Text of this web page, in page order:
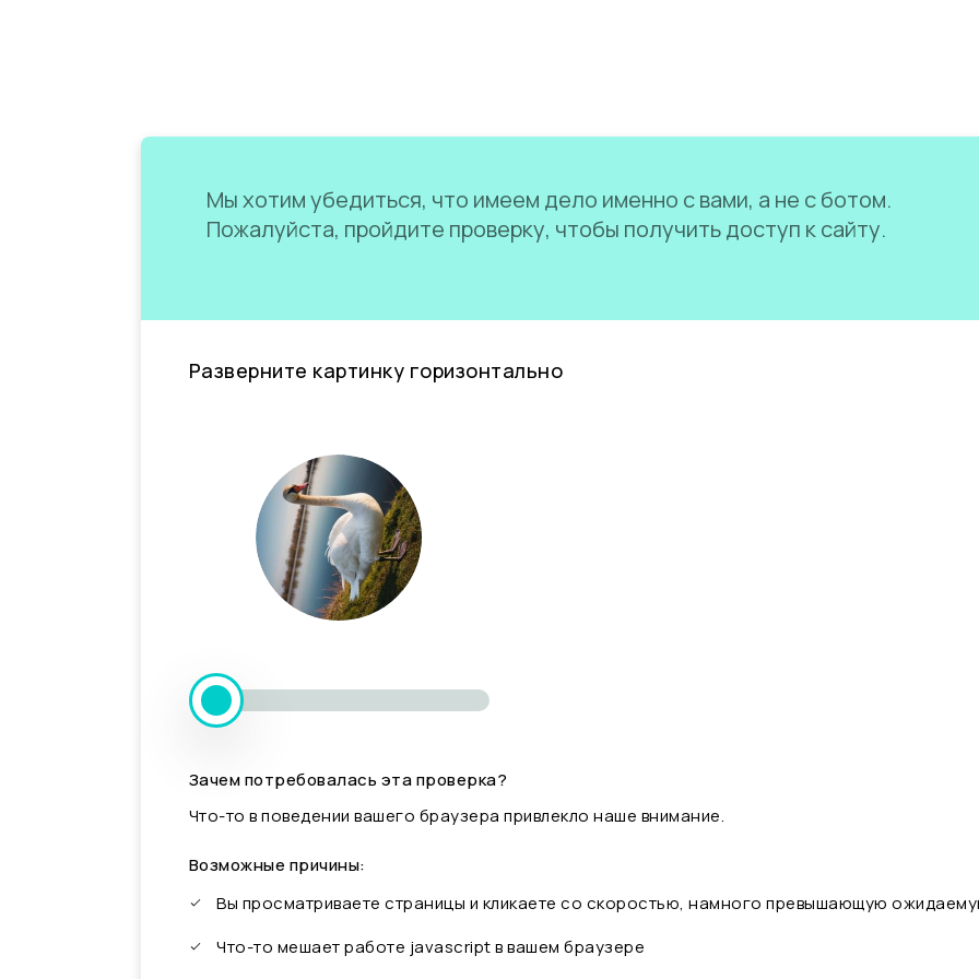
Мы хотим убедиться, что имеем дело именно с вами, а не с ботом.
Пожалуйста, пройдите проверку, чтобы получить доступ к сайту.
Разверните картинку горизонтально
Зачем потребовалась эта проверка?
Что-то в поведении вашего браузера привлекло наше внимание.
Возможные причины:
Вы просматриваете страницы и кликаете со скоростью, намного превышающую
Что-то мешает работе javascript в вашем браузере